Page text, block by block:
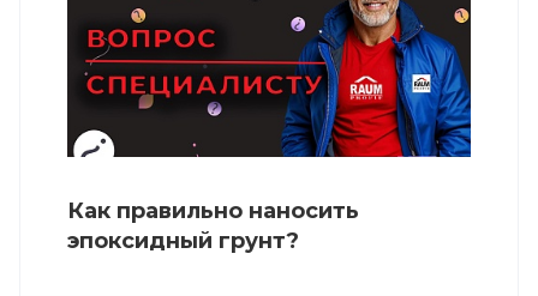
Как правильно наносить
эпоксидный грунт?